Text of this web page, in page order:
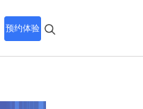
预约体验